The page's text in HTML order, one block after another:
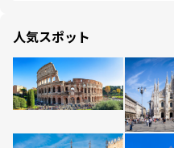
人気スポット